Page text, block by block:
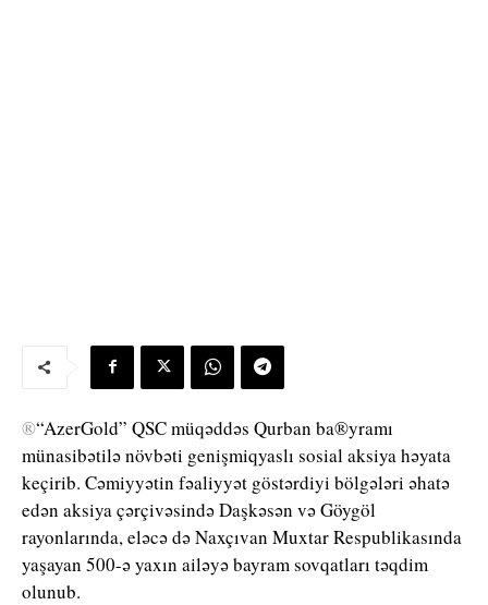
®“AzerGold” QSC müqəddəs Qurban ba®yramı
münasibətilə növbəti genişmiqyaslı sosial aksiya həyata
keçirib. Cəmiyyətin fəaliyyət göstərdiyi bölgələri əhatə
edən aksiya çərçivəsində Daşkəsən və Göygöl
rayonlarında, eləcə də Naxçıvan Muxtar Respublikasında
yaşayan 500-ə yaxın ailəyə bayram sovqatları təqdim
olunub.